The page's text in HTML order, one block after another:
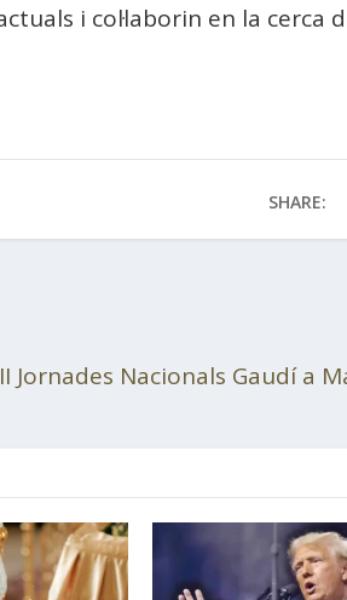
i col·laborin en la cerca
SHARE:
Jornades Nacionals Gaudí a